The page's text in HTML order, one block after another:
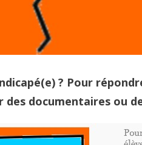
? Pour
des documentaires ou